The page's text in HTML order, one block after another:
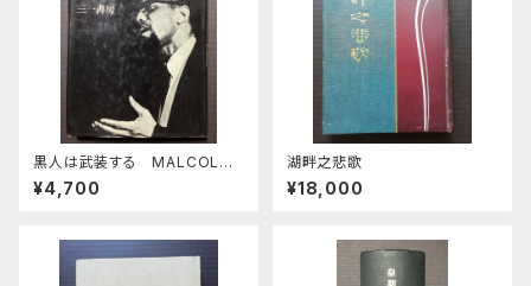
黒人は武装する MALCOLM
X SPEAKS
¥4,700
湖畔之悲歌
¥18,000